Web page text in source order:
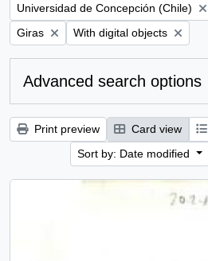
Remove filter:
Universidad de Concepción (Chile)
Remove filter:
Giras Remove filter:
With digital objects
Advanced search options
Print preview Card view
Sort by: Date modified